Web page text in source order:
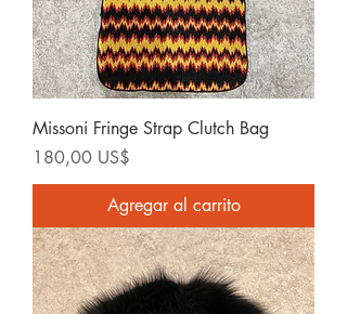
Missoni Fringe Strap Clutch Bag
Precio
180,00 US$
Agregar al carrito